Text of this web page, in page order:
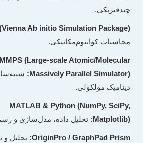
چندفیزیکی.
Ab initio Simulation Package):
محاسبات کوانتوم‌مکانیکی.
(Large-scale Atomic/Molecular
Massively Parallel Simulator):
دینامیک مولکولی.
MATLAB & Python (NumPy, SciPy,
Matplotlib): تحلیل داده، مدل‌سازی و
OriginPro / GraphPad Prism: تحلیل و